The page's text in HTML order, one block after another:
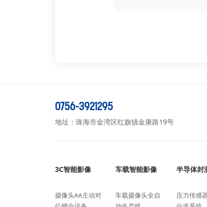
0756-3921295
地址：珠海市金湾区红旗镇金康路19号
3C智能影像
摄像头AA主动对
车载智能影像
车载摄像头全自
半导体封
压力传感